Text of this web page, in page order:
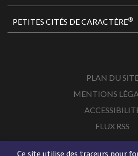
Ce site utilise des traceurs pour
PETITES CITÉS DE CARACTÈRE®
PLAN DU
MENTIONS
FLUX RSS